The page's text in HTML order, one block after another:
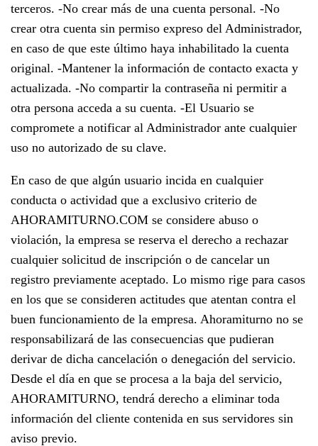
terceros. -No crear más de una cuenta personal. -No
crear otra cuenta sin permiso expreso del Administrador,
en caso de que este último haya inhabilitado la cuenta
original. -Mantener la información de contacto exacta y
actualizada. -No compartir la contraseña ni permitir a
otra persona acceda a su cuenta. -El Usuario se
compromete a notificar al Administrador ante cualquier
uso no autorizado de su clave.
En caso de que algún usuario incida en cualquier
conducta o actividad que a exclusivo criterio de
AHORAMITURNO.COM se considere abuso o
violación, la empresa se reserva el derecho a rechazar
cualquier solicitud de inscripción o de cancelar un
registro previamente aceptado. Lo mismo rige para casos
en los que se consideren actitudes que atentan contra el
buen funcionamiento de la empresa. Ahoramiturno no se
responsabilizará de las consecuencias que pudieran
derivar de dicha cancelación o denegación del servicio.
Desde el día en que se procesa a la baja del servicio,
AHORAMITURNO, tendrá derecho a eliminar toda
información del cliente contenida en sus servidores sin
aviso previo.